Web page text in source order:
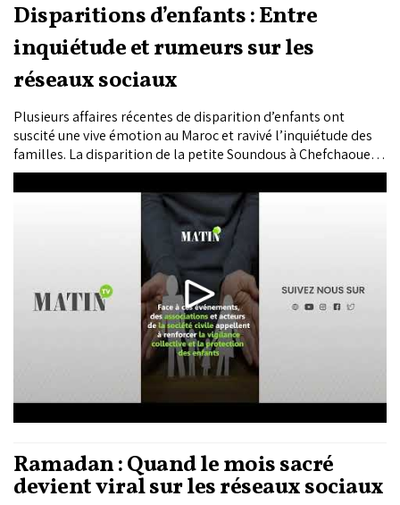
Disparitions d’enfants : Entre
inquiétude et rumeurs sur les
réseaux sociaux
Plusieurs affaires récentes de disparition d’enfants ont
suscité une vive émotion au Maroc et ravivé l’inquiétude des
familles. La disparition de la petite Soundous à Chefchaouen,
celle d’un nourrisson à Zagora ou encore le drame de Hiba
ont profondément marqué l’opinion publique.
Ramadan : Quand le mois sacré
devient viral sur les réseaux sociaux